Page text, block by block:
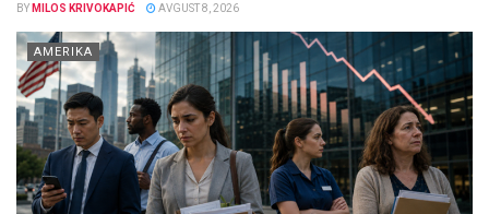
BY MILOS KRIVOKAPIĆ AVGUST 8, 2026
AMERIKA